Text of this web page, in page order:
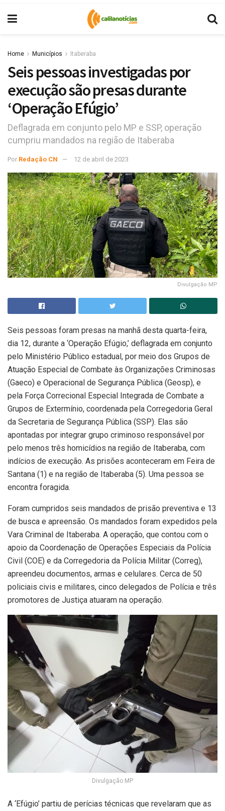
Home Municípios Itaberaba
Seis pessoas investigadas por
execução são presas durante
‘Operação Efúgio’
Deflagrada em conjunto pelo MP e SSP, operação
cumpriu mandados na região de Itaberaba
Por Redação CN 12 de abril de 2023
Divulgação MP
Seis pessoas foram presas na manhã desta quarta-feira,
dia 12, durante a ‘Operação Efúgio,’ deflagrada em conjunto
pelo Ministério Público estadual, por meio dos Grupos de
Atuação Especial de Combate às Organizações Criminosas
(Gaeco) e Operacional de Segurança Pública (Geosp), e
pela Força Correcional Especial Integrada de Combate a
Grupos de Extermínio, coordenada pela Corregedoria Geral
da Secretaria de Segurança Pública (SSP). Elas são
apontadas por integrar grupo criminoso responsável por
pelo menos três homicídios na região de Itaberaba, com
indícios de execução. As prisões aconteceram em Feira de
Santana (1) e na região de Itaberaba (5). Uma pessoa se
encontra foragida.
Foram cumpridos seis mandados de prisão preventiva e 13
de busca e apreensão. Os mandados foram expedidos pela
Vara Criminal de Itaberaba. A operação, que contou com o
apoio da Coordenação de Operações Especiais da Polícia
Civil (COE) e da Corregedoria da Polícia Militar (Correg),
apreendeu documentos, armas e celulares. Cerca de 50
policiais civis e militares, cinco delegados de Polícia e três
promotores de Justiça atuaram na operação.
Divulgação MP
A ‘Efúgio’ partiu de perícias técnicas que revelaram que as